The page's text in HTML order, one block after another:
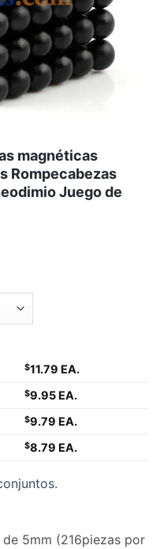
magnéticas
Rompecabezas
Juego de
$11.79 EA.
$9.95 EA.
$9.79 EA.
$8.79 EA.
5mm (216piezas por